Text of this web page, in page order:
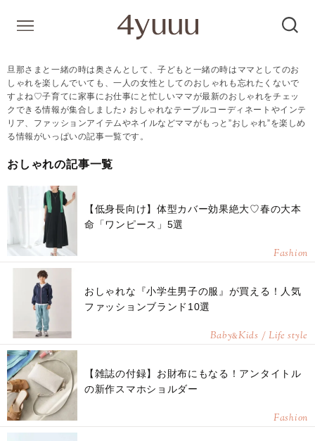
旦那さまと一緒の時は奥さんとして、子どもと一緒の時はママとしてのお
しゃれを楽しんでいても、一人の女性としてのおしゃれも忘れたくないで
すよね♡子育てに家事にお仕事にと忙しいママが最新のおしゃれをチェッ
クできる情報が集合しました♪ おしゃれなテーブルコーディネートやインテ
リア、ファッションアイテムやネイルなどママがもっと”おしゃれ”を楽しめ
る情報がいっぱいの記事一覧です。
おしゃれの記事一覧
【低身長向け】体型カバー効果絶大♡春の大本
命「ワンピース」5選
Fashion
おしゃれな『小学生男子の服』が買える！人気
ファッションブランド10選
Baby&Kids / Life style
【雑誌の付録】お財布にもなる！アンタイトル
の新作スマホショルダー
Fashion